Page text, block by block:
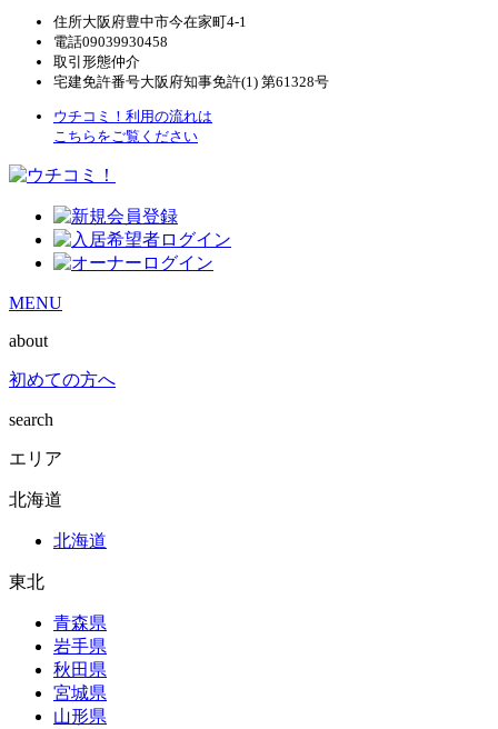
住所大阪府豊中市今在家町4-1
電話09039930458
取引形態仲介
宅建免許番号大阪府知事免許(1) 第61328号
ウチコミ！利用の流れは
こちらをご覧ください
MENU
about
初めての方へ
search
エリア
北海道
北海道
東北
青森県
岩手県
秋田県
宮城県
山形県